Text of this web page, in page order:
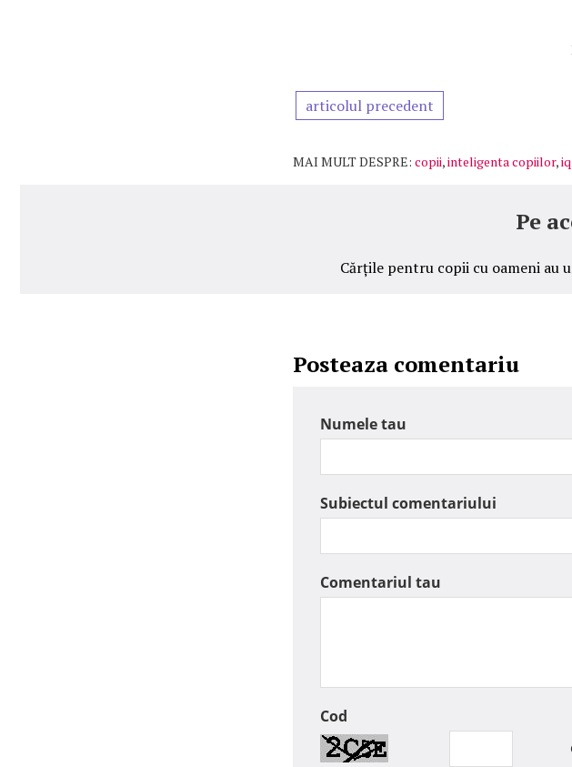
articolul precedent
MAI MULT DESPRE: copii,inteligenta copiilor,
Pe
Cărțile pentru copii cu oameni au
Posteaza comentariu
Numele tau
Subiectul comentariului
Comentariul tau
Cod